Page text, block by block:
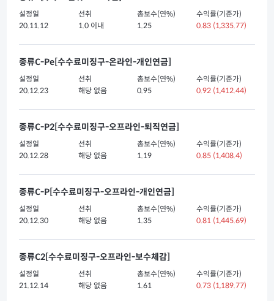
설정일
20.11.12
선취
1.0 이내
총보수(연%)
1.25
수익률(기준가)
0.83 (1,335.77)
종류C-Pe[수수료미징구-온라인-개인연금]
설정일
20.12.23
선취
해당 없음
총보수(연%)
0.95
수익률(기준가)
0.92 (1,412.44)
종류C-P2[수수료미징구-오프라인-퇴직연금]
설정일
20.12.28
선취
해당 없음
총보수(연%)
1.19
수익률(기준가)
0.85 (1,408.4)
종류C-P[수수료미징구-오프라인-개인연금]
설정일
20.12.30
선취
해당 없음
총보수(연%)
1.35
수익률(기준가)
0.81 (1,445.69)
종류C2[수수료미징구-오프라인-보수체감]
설정일
21.12.14
선취
해당 없음
총보수(연%)
1.61
수익률(기준가)
0.73 (1,189.77)